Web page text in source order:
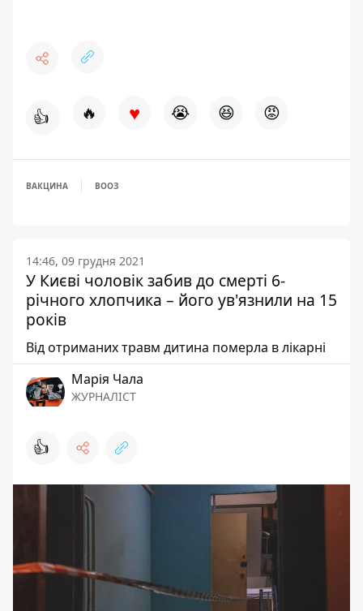
👍 🔥 ♥ 😭 😆 😡
ВАКЦИНА ВООЗ
14:46, 09 грудня 2021
У Києві чоловік забив до смерті 6-
річного хлопчика – його ув'язнили на 15
років
Від отриманих травм дитина померла в лікарні
Марія Чала
ЖУРНАЛІСТ
👍